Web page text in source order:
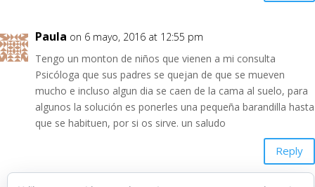
Paula on 6 mayo, 2016 at 12:55 pm
Tengo un monton de niños que vienen a mi consulta
Psicóloga que sus padres se quejan de que se mueven
mucho e incluso algun dia se caen de la cama al suelo, para
algunos la solución es ponerles una pequeña barandilla hasta
que se habituen, por si os sirve. un saludo
Reply